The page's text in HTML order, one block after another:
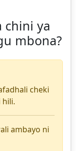
ya
mbona?
cheki
hili.
ambayo ni